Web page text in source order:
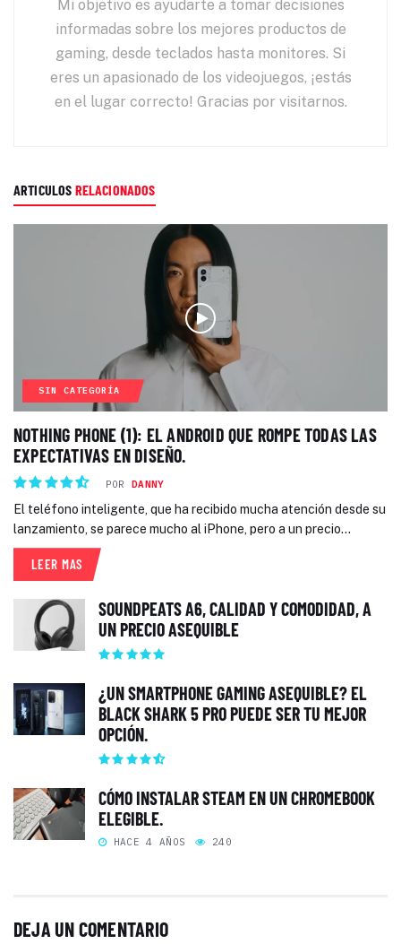
Mi objetivo es ayudarte a tomar decisiones
informadas sobre los mejores productos de
gaming, desde teclados hasta monitores. Si
eres un apasionado de los videojuegos, ¡estás
en el lugar correcto! Gracias por visitarnos.
ARTICULOS RELACIONADOS
SIN CATEGORÍA
NOTHING PHONE (1): EL ANDROID QUE ROMPE TODAS LAS
EXPECTATIVAS EN DISEÑO.
POR DANNY
El teléfono inteligente, que ha recibido mucha atención desde su
lanzamiento, se parece mucho al iPhone, pero a un precio...
LEER MAS
SOUNDPEATS A6, CALIDAD Y COMODIDAD, A
UN PRECIO ASEQUIBLE
¿UN SMARTPHONE GAMING ASEQUIBLE? EL
BLACK SHARK 5 PRO PUEDE SER TU MEJOR
OPCIÓN.
CÓMO INSTALAR STEAM EN UN CHROMEBOOK
ELEGIBLE.
HACE 4 AÑOS 240
DEJA UN COMENTARIO